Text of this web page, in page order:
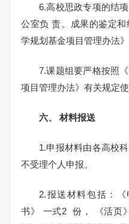
6.高校思政专项的结
公室负 责。成果的鉴定
学规划基金项目管理办法》
7.课题组要严格按照
项目管理办法》有关规定使
六、 材料报送
1.申报材料由各高校
不受理个人申报。
2.报送材料包括：
书》 一式2 份， 《活页